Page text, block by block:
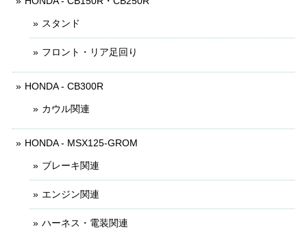
スタンド
フロント・リア足回り
HONDA - CB300R
カウル関連
HONDA - MSX125-GROM
ブレーキ関連
エンジン関連
ハーネス・電装関連